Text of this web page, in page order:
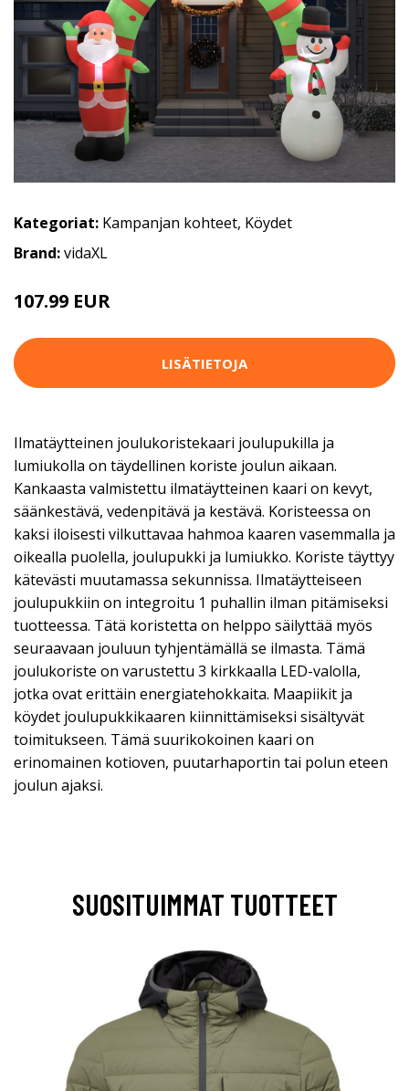
Kategoriat: Kampanjan kohteet, Köydet
Brand:vidaXL
107.99 EUR
LISÄTIETOJA
Ilmatäytteinen joulukoristekaari joulupukilla ja
lumiukolla on täydellinen koriste joulun aikaan.
Kankaasta valmistettu ilmatäytteinen kaari on kevyt,
säänkestävä, vedenpitävä ja kestävä. Koristeessa on
kaksi iloisesti vilkuttavaa hahmoa kaaren vasemmalla ja
oikealla puolella, joulupukki ja lumiukko. Koriste täyttyy
kätevästi muutamassa sekunnissa. Ilmatäytteiseen
joulupukkiin on integroitu 1 puhallin ilman pitämiseksi
tuotteessa. Tätä koristetta on helppo säilyttää myös
seuraavaan jouluun tyhjentämällä se ilmasta. Tämä
joulukoriste on varustettu 3 kirkkaalla LED-valolla,
jotka ovat erittäin energiatehokkaita. Maapiikit ja
köydet joulupukkikaaren kiinnittämiseksi sisältyvät
toimitukseen. Tämä suurikokoinen kaari on
erinomainen kotioven, puutarhaportin tai polun eteen
joulun ajaksi.
SUOSITUIMMAT TUOTTEET